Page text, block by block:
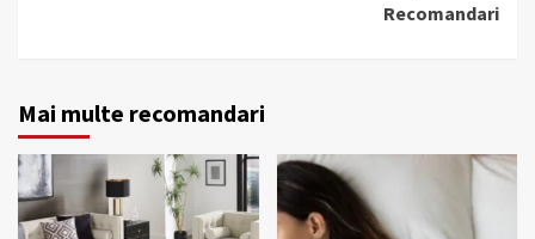
Recomandari
Mai multe recomandari